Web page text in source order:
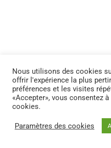
Nous utilisons des cookies
offrir l'expérience la plus
préférences et les visites
«Accepter», vous consentez
cookies.
Paramètres des cookies